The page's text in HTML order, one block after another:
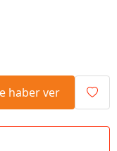
haber ver